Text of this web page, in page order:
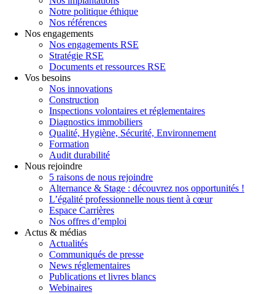
Notre politique éthique
Nos références
Nos engagements
Nos engagements RSE
Stratégie RSE
Documents et ressources RSE
Vos besoins
Nos innovations
Construction
Inspections volontaires et réglementaires
Diagnostics immobiliers
Qualité, Hygiène, Sécurité, Environnement
Formation
Audit durabilité
Nous rejoindre
5 raisons de nous rejoindre
Alternance & Stage : découvrez nos opportunités !
L’égalité professionnelle nous tient à cœur
Espace Carrières
Nos offres d’emploi
Actus & médias
Actualités
Communiqués de presse
News réglementaires
Publications et livres blancs
Webinaires